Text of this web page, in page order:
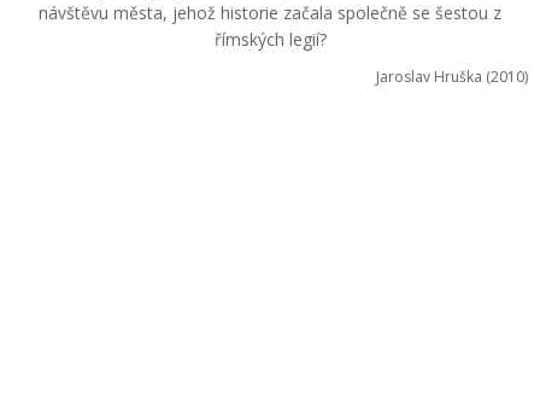
návštěvu města, jehož historie začala společně se šestou z
římských legií?
Jaroslav Hruška (2010)